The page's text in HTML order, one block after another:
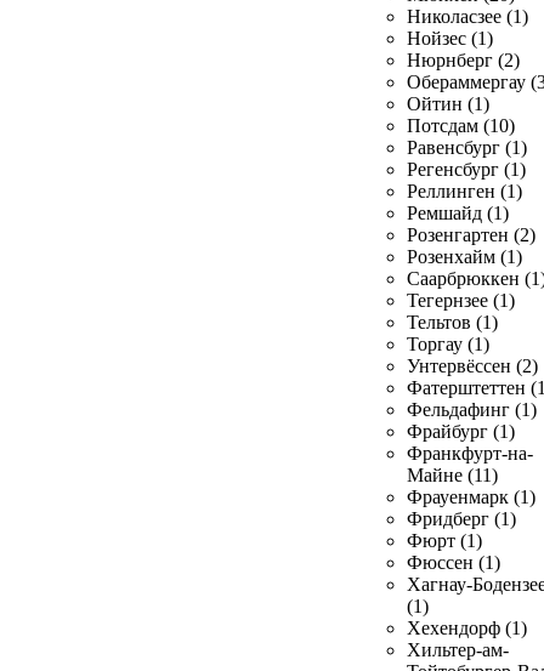
Николасзее (1)
Нойзес (1)
Нюрнберг (2)
Обераммергау
Ойтин (1)
Потсдам (10)
Равенсбург (1)
Регенсбург (1)
Реллинген (1)
Ремшайд (1)
Розенгартен (2)
Розенхайм (1)
Саарбрюккен
Тегернзее (1)
Тельтов (1)
Торгау (1)
Унтервёссен (2)
Фатерштеттен
Фельдафинг (1)
Фрайбург (1)
Франкфурт-на-
Майне (11)
Фрауенмарк (1)
Фридберг (1)
Фюрт (1)
Фюссен (1)
Хагнау-
(1)
Хехендорф (1)
Хильтер-ам-